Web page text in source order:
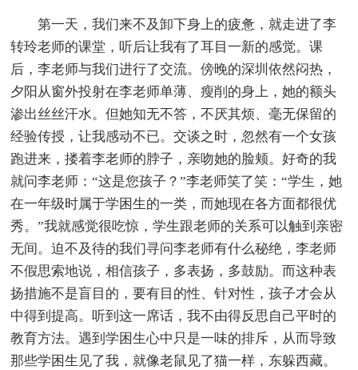
第一天，我们来不及卸下身上的疲惫，就走进了李
转玲老师的课堂，听后让我有了耳目一新的感觉。课
后，李老师与我们进行了交流。傍晚的深圳依然闷热，
夕阳从窗外投射在李老师单薄、瘦削的身上，她的额头
渗出丝丝汗水。但她知无不答，不厌其烦、毫无保留的
经验传授，让我感动不已。交谈之时，忽然有一个女孩
跑进来，搂着李老师的脖子，亲吻她的脸颊。好奇的我
就问李老师：“这是您孩子？”李老师笑了笑：“学生，她
在一年级时属于学困生的一类，而她现在各方面都很优
秀。”我就感觉很吃惊，学生跟老师的关系可以触到亲密
无间。迫不及待的我们寻问李老师有什么秘绝，李老师
不假思索地说，相信孩子，多表扬，多鼓励。而这种表
扬措施不是盲目的，要有目的性、针对性，孩子才会从
中得到提高。听到这一席话，我不由得反思自己平时的
教育方法。遇到学困生心中只是一味的排斥，从而导致
那些学困生见了我，就像老鼠见了猫一样，东躲西藏。